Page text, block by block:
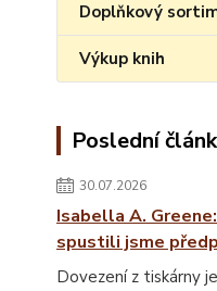
Doplňkový
Výkup knih
Poslední
30.07.2026
Isabella A.
spustili jsme
Dovezení z tiskárny